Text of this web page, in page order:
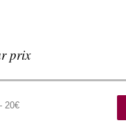
prix
20€